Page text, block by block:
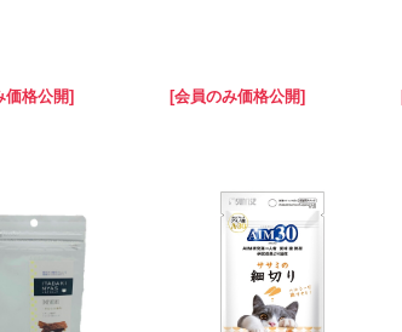
価格公開] [会員のみ価格公開]